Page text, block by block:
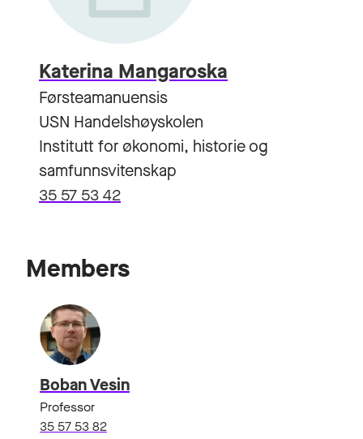
Katerina Mangaroska
Førsteamanuensis
USN Handelshøyskolen
Institutt for økonomi, historie og
samfunnsvitenskap
35 57 53 42
Members
Boban Vesin
Professor
35 57 53 82